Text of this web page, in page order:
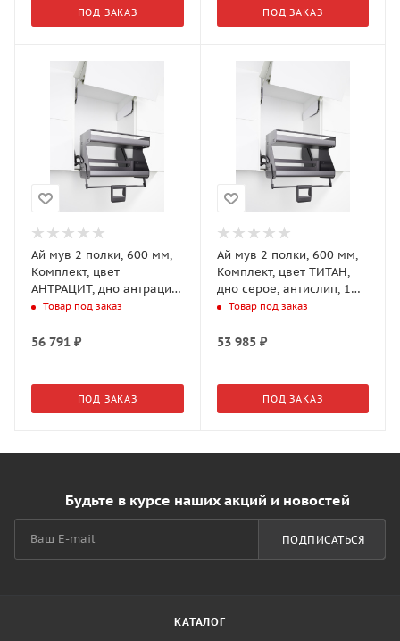
ПОД ЗАКАЗ ПОД ЗАКАЗ
Ай мув 2 полки, 600 мм,
Комплект, цвет
АНТРАЦИТ, дно антрацит,
антислип, 1 уп.
Товар под заказ
56 791 ₽
ПОД ЗАКАЗ
Ай мув 2 полки, 600 мм,
Комплект, цвет ТИТАН,
дно серое, антислип, 1
уп. (0217120102)
Товар под заказ
53 985₽
ПОД ЗАКАЗ
Будьте в курсе наших акций и новостей
ПОДПИСАТЬСЯ
КАТАЛОГ